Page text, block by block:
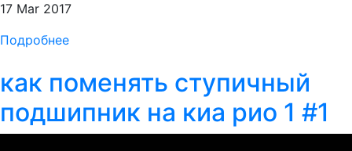
17 Mar 2017
Подробнее
как поменять ступичный
подшипник на киа рио 1 #1